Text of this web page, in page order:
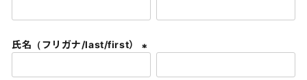
必
)
氏名（フリガナ/last/first）